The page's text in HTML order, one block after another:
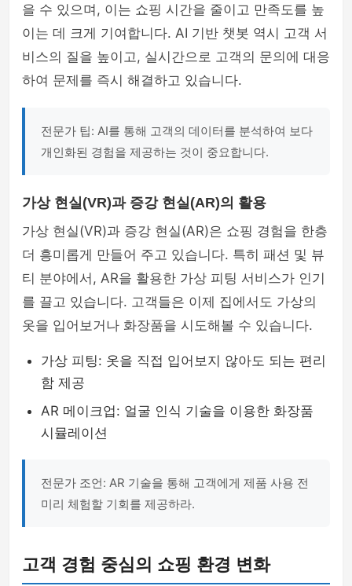
을 수 있으며, 이는 쇼핑 시간을 줄이고 만족도를 높
이는 데 크게 기여합니다. AI 기반 챗봇 역시 고객 서
비스의 질을 높이고, 실시간으로 고객의 문의에 대응
하여 문제를 즉시 해결하고 있습니다.
전문가 팁: AI를 통해 고객의 데이터를 분석하여 보다
개인화된 경험을 제공하는 것이 중요합니다.
가상 현실(VR)과 증강 현실(AR)의 활용
가상 현실(VR)과 증강 현실(AR)은 쇼핑 경험을 한층
더 흥미롭게 만들어 주고 있습니다. 특히 패션 및 뷰
티 분야에서, AR을 활용한 가상 피팅 서비스가 인기
를 끌고 있습니다. 고객들은 이제 집에서도 가상의
옷을 입어보거나 화장품을 시도해볼 수 있습니다.
가상 피팅: 옷을 직접 입어보지 않아도 되는 편리
함 제공
AR 메이크업: 얼굴 인식 기술을 이용한 화장품
시뮬레이션
전문가 조언: AR 기술을 통해 고객에게 제품 사용 전
미리 체험할 기회를 제공하라.
고객 경험 중심의 쇼핑 환경 변화